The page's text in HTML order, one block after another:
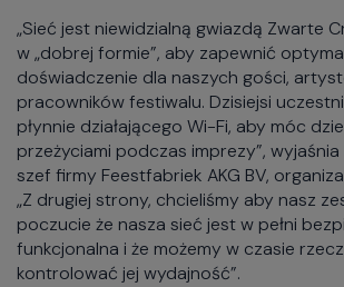
„Sieć jest niewidzialną gwiazdą Zwarte
w „dobrej formie”, aby zapewnić
doświadczenie dla naszych gości,
pracowników festiwalu. Dzisiejsi
płynnie działającego Wi-Fi, aby móc
przeżyciami podczas imprezy”, wyjaśnia
szef firmy Feestfabriek AKG BV,
„Z drugiej strony, chcieliśmy aby nasz
poczucie że nasza sieć jest w pełni
funkcjonalna i że możemy w czasie
kontrolować jej wydajność”.